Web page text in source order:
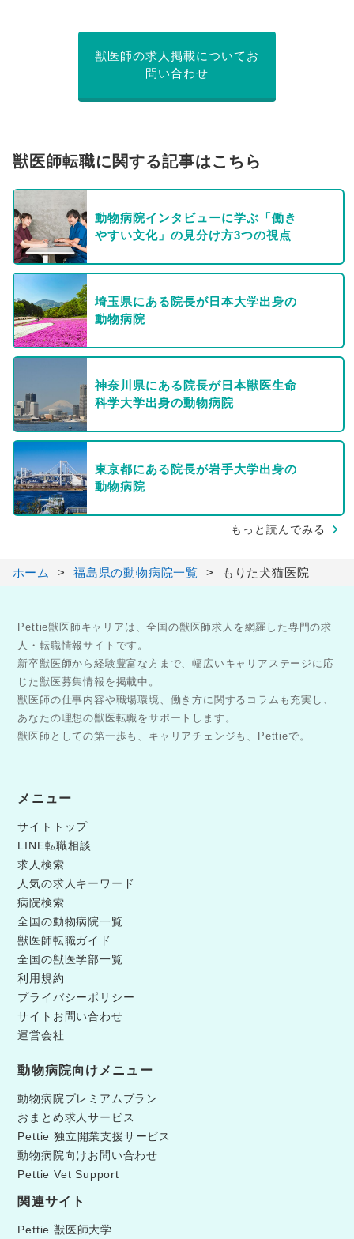
獣医師の求人掲載についてお
問い合わせ
獣医師転職に関する記事はこちら
動物病院インタビューに学ぶ「働き
やすい文化」の見分け方3つの視点
埼玉県にある院長が日本大学出身の
動物病院
神奈川県にある院長が日本獣医生命
科学大学出身の動物病院
東京都にある院長が岩手大学出身の
動物病院
もっと読んでみる
ホーム 福島県の動物病院一覧 もりた犬猫医院
Pettie獣医師キャリアは、全国の獣医師求人を網羅した専門の求
人・転職情報サイトです。
新卒獣医師から経験豊富な方まで、幅広いキャリアステージに応
じた獣医募集情報を掲載中。
獣医師の仕事内容や職場環境、働き方に関するコラムも充実し、
あなたの理想の獣医転職をサポートします。
獣医師としての第一歩も、キャリアチェンジも、Pettieで。
メニュー
サイトトップ
LINE転職相談
求人検索
人気の求人キーワード
病院検索
全国の動物病院一覧
獣医師転職ガイド
全国の獣医学部一覧
利用規約
プライバシーポリシー
サイトお問い合わせ
運営会社
動物病院向けメニュー
動物病院プレミアムプラン
おまとめ求人サービス
Pettie 独立開業支援サービス
動物病院向けお問い合わせ
Pettie Vet Support
関連サイト
Pettie 獣医師大学